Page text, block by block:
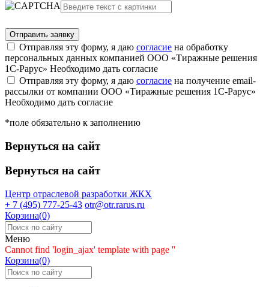
Отправляя эту форму, я даю согласие на обработку
персональных данных компанией ООО «Тиражные решения
1С-Рарус» Необходимо дать согласие
Отправляя эту форму, я даю согласие на получение email-
рассылки от компании ООО «Тиражные решения 1С-Рарус»
Необходимо дать согласие
*поле обязательно к заполнению
Вернуться на сайт
Вернуться на сайт
Центр отраслевой разработки ЖКХ
+ 7 (495) 777-25-43 otr@otr.rarus.ru
Корзина(0)
Меню
Cannot find 'login_ajax' template with page ''
Корзина(0)